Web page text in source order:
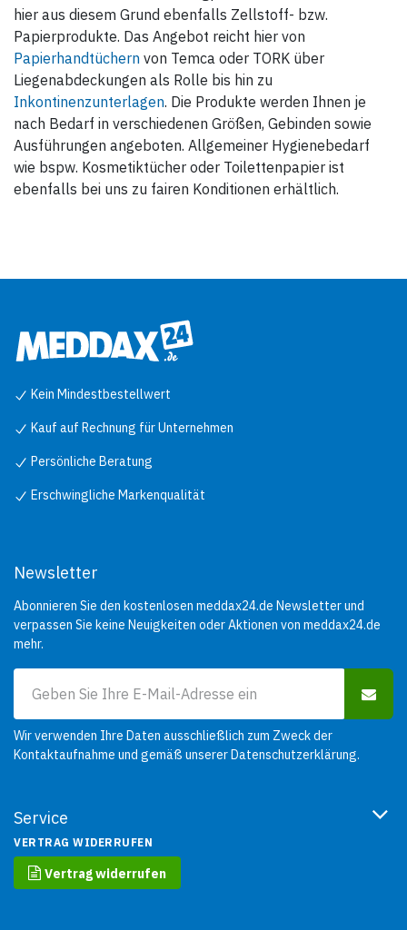
hier aus diesem Grund ebenfalls Zellstoff- bzw.
Papierprodukte. Das Angebot reicht hier von
Papierhandtüchern von Temca oder TORK über
Liegenabdeckungen als Rolle bis hin zu
Inkontinenzunterlagen. Die Produkte werden Ihnen je
nach Bedarf in verschiedenen Größen, Gebinden sowie
Ausführungen angeboten. Allgemeiner Hygienebedarf
wie bspw. Kosmetiktücher oder Toilettenpapier ist
ebenfalls bei uns zu fairen Konditionen erhältlich.
Kein Mindestbestellwert
Kauf auf Rechnung für Unternehmen
Persönliche Beratung
Erschwingliche Markenqualität
Service
VERTRAG WIDERRUFEN
Vertrag widerrufen
Newsletter
Abonnieren Sie den kostenlosen meddax24.de Newsletter und
verpassen Sie keine Neuigkeiten oder Aktionen von meddax24.de
mehr.
Wir verwenden Ihre Daten ausschließlich zum Zweck der
Kontaktaufnahme und gemäß unsererDatenschutzerklärung.